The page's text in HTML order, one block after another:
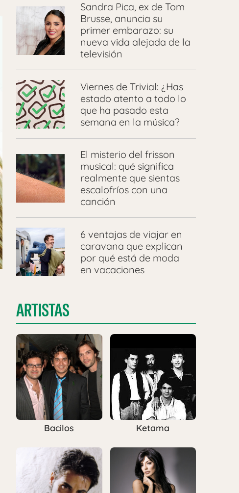
Sandra Pica, ex de Tom
Brusse, anuncia su
primer embarazo: su
nueva vida alejada de la
televisión
Viernes de Trivial: ¿Has
estado atento a todo lo
que ha pasado esta
semana en la música?
El misterio del frisson
musical: qué significa
realmente que sientas
escalofríos con una
canción
6 ventajas de viajar en
caravana que explican
por qué está de moda
en vacaciones
ARTISTAS
Bacilos Ketama